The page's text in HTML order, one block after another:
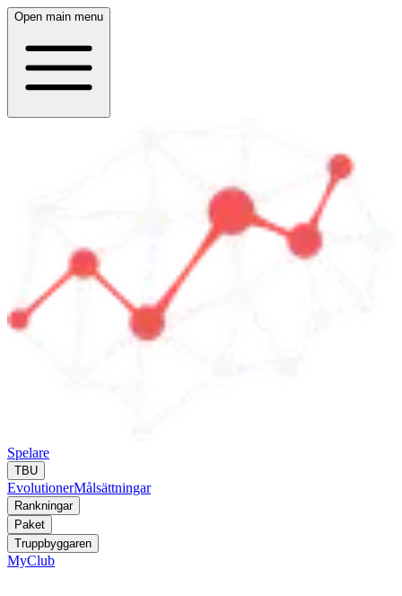
Open main menu
Spelare
TBU
EvolutionerMålsättningar
Rankningar
Paket
Truppbyggaren
MyClub